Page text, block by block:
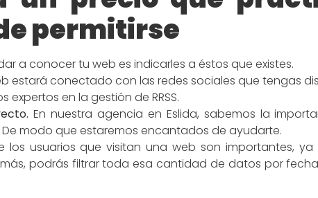
permitirse
a conocer tu web es indicarles a éstos que existes.
estará conectado con las redes sociales que tengas
en la gestión de RRSS.
En nuestra agencia en Eslida, sabemos la
modo que estaremos encantados de ayudarte.
los usuarios que visitan una web son importantes,
podrás filtrar toda esa cantidad de datos por